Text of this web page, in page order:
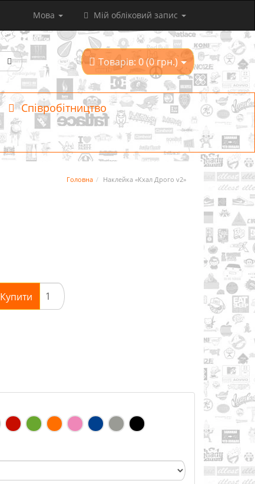
Мова Мій обліковий запис
Товарів: 0 (0 грн.)
Співробітництво
Головна Наклейка «Кхал Дрого v2»
Купити